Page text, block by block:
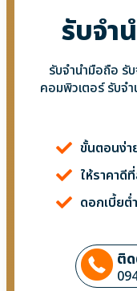
รับจำ
รับจำนำมือถือ รั
คอมพิวเตอร์ รับจำ
ขั้นตอนง่า
ให้ราคาดี
ดอกเบี้ยต่ำ
ติ